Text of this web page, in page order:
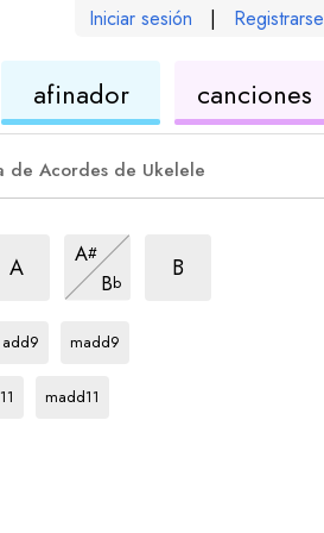
Iniciar sesión | Registrarse
afinadorukelelecanciones
de Acordes de Ukelele
A
A#
acorde
Bb
7sus4
B
add9
madd9
madd11